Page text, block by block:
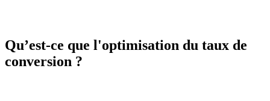
Qu’est-ce que l'optimisation du taux de
conversion ?